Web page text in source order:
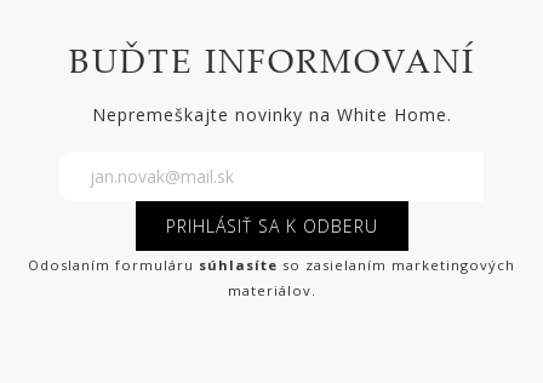
BUĎTE INFORMOVANÍ
Nepremeškajte novinky na White Home.
PRIHLÁSIŤ SA K ODBERU
Odoslaním formuláru súhlasíte so zasielaním marketingových
materiálov.